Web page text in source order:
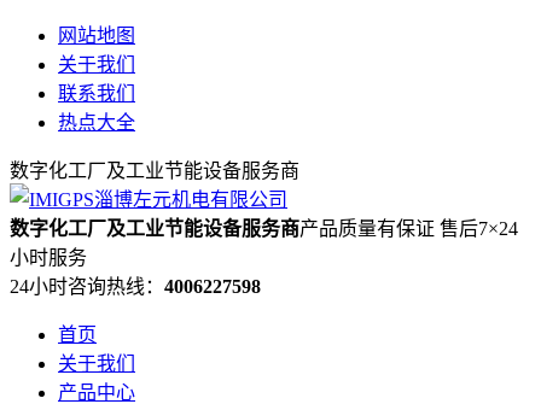
网站地图
关于我们
联系我们
热点大全
数字化工厂及工业节能设备服务商
数字化工厂及工业节能设备服务商产品质量有保证 售后7×24
小时服务
24小时咨询热线： 4006227598
首页
关于我们
产品中心